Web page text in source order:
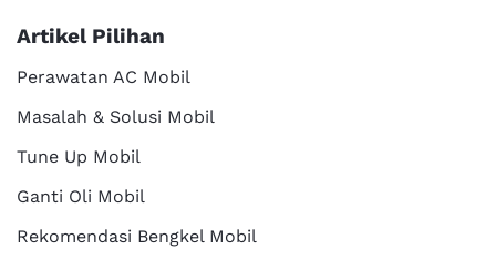
Artikel Pilihan
Perawatan AC Mobil
Masalah & Solusi Mobil
Tune Up Mobil
Ganti Oli Mobil
Rekomendasi Bengkel Mobil